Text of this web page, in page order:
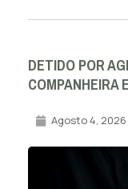
DETIDO POR
COMPANHEIRA
Agosto 4, 2026